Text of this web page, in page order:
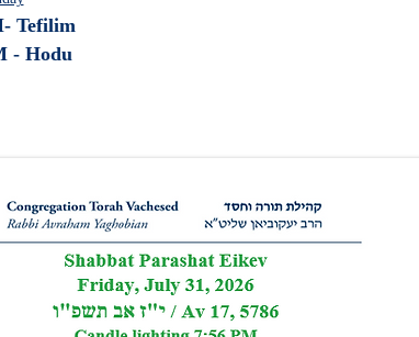
Tefilim
- Hodu